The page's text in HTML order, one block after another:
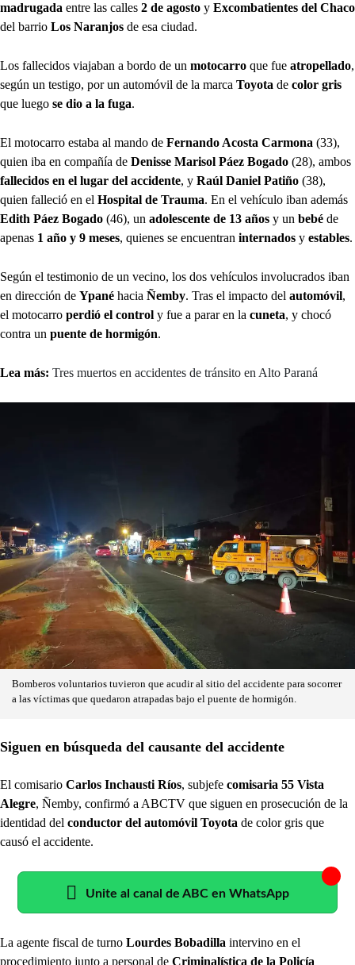
madrugada entre las calles 2 de agosto y Excombatientes del Chaco
del barrio Los Naranjos de esa ciudad.
Los fallecidos viajaban a bordo de un motocarro que fue atropellado,
según un testigo, por un automóvil de la marca Toyota de color gris
que luego se dio a la fuga.
El motocarro estaba al mando de Fernando Acosta Carmona (33),
quien iba en compañía de Denisse Marisol Páez Bogado (28), ambos
fallecidos en el lugar del accidente, y Raúl Daniel Patiño (38),
quien falleció en el Hospital de Trauma. En el vehículo iban además
Edith Páez Bogado (46), un adolescente de 13 años y un bebé de
apenas 1 año y 9 meses, quienes se encuentran internados y estables.
Según el testimonio de un vecino, los dos vehículos involucrados iban
en dirección de Ypané hacia Ñemby. Tras el impacto del automóvil,
el motocarro perdió el control y fue a parar en la cuneta, y chocó
contra un puente de hormigón.
Lea más: Tres muertos en accidentes de tránsito en Alto Paraná
Bomberos voluntarios tuvieron que acudir al sitio del accidente para socorrer
a las víctimas que quedaron atrapadas bajo el puente de hormigón.
Siguen en búsqueda del causante del accidente
El comisario Carlos Inchausti Ríos, subjefe comisaria 55 Vista
Alegre, Ñemby, confirmó a ABCTV que siguen en prosecución de la
identidad del conductor del automóvil Toyota de color gris que
causó el accidente.
Unite al canal de ABC en WhatsApp
La agente fiscal de turno Lourdes Bobadilla intervino en el
procedimiento junto a personal de Criminalística de la Policía